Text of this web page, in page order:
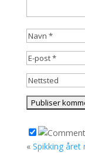
« Spikking året